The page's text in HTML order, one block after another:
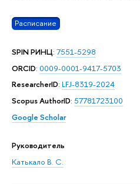
Расписание
SPIN РИНЦ: 7551-5298
ORCID: 0009-0001-9417-5703
ResearcherID: LFJ-8319-2024
Scopus AuthorID: 57781723100
Google Scholar
Руководитель
Катькало В. С.